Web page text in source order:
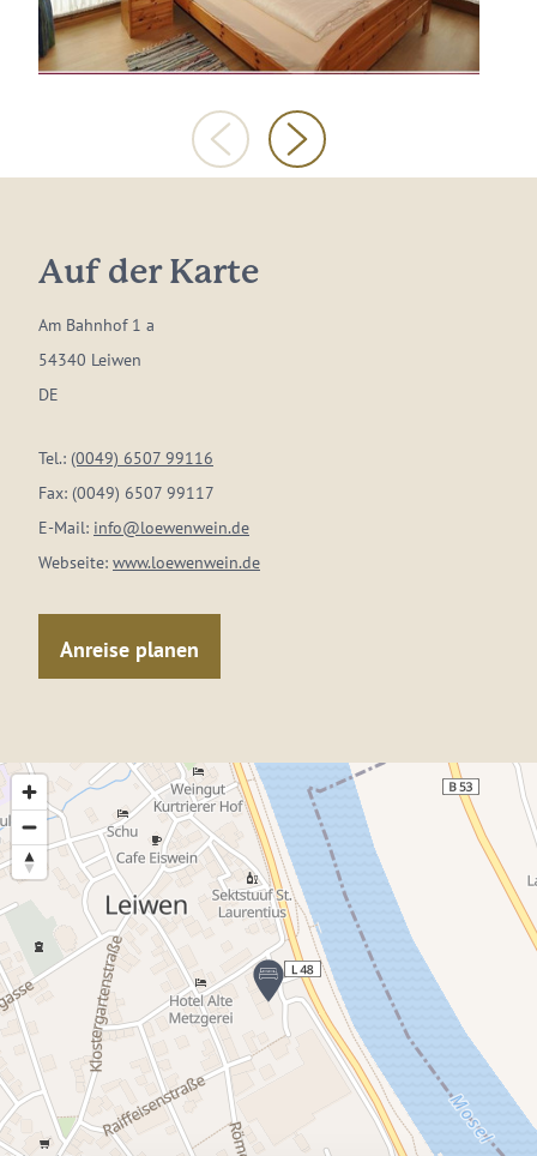
Auf der Karte
Am Bahnhof 1 a
54340 Leiwen
DE
Tel.: (0049) 6507 99116
Fax: (0049) 6507 99117
E-Mail: info@loewenwein.de
Webseite: www.loewenwein.de
Anreise planen